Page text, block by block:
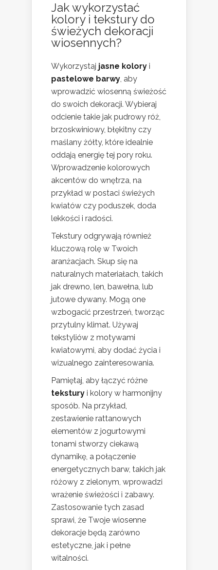
Jak wykorzystać
kolory i tekstury do
świeżych dekoracji
wiosennych?
Wykorzystaj jasne kolory i
pastelowe barwy, aby
wprowadzić wiosenną świeżość
do swoich dekoracji. Wybieraj
odcienie takie jak pudrowy róż,
brzoskwiniowy, błękitny czy
maślany żółty, które idealnie
oddają energię tej pory roku.
Wprowadzenie kolorowych
akcentów do wnętrza, na
przykład w postaci świeżych
kwiatów czy poduszek, doda
lekkości i radości.
Tekstury odgrywają również
kluczową rolę w Twoich
aranżacjach. Skup się na
naturalnych materiałach, takich
jak drewno, len, bawełna, lub
jutowe dywany. Mogą one
wzbogacić przestrzeń, tworząc
przytulny klimat. Używaj
tekstyliów z motywami
kwiatowymi, aby dodać życia i
wizualnego zainteresowania.
Pamiętaj, aby łączyć różne
tekstury i kolory w harmonijny
sposób. Na przykład,
zestawienie rattanowych
elementów z jogurtowymi
tonami stworzy ciekawą
dynamikę, a połączenie
energetycznych barw, takich jak
różowy z zielonym, wprowadzi
wrażenie świeżości i zabawy.
Zastosowanie tych zasad
sprawi, że Twoje wiosenne
dekoracje będą zarówno
estetyczne, jak i pełne
witalności.